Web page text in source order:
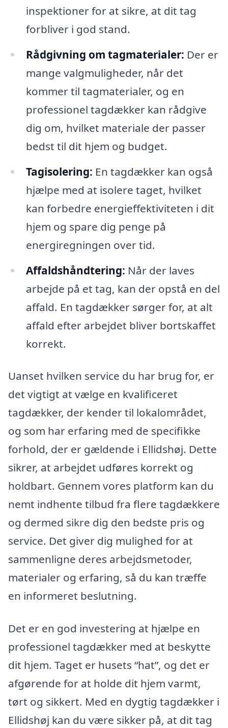
inspektioner for at sikre, at dit tag
forbliver i god stand.
Rådgivning om tagmaterialer: Der er
mange valgmuligheder, når det
kommer til tagmaterialer, og en
professionel tagdækker kan rådgive
dig om, hvilket materiale der passer
bedst til dit hjem og budget.
Tagisolering: En tagdækker kan også
hjælpe med at isolere taget, hvilket
kan forbedre energieffektiviteten i dit
hjem og spare dig penge på
energiregningen over tid.
Affaldshåndtering: Når der laves
arbejde på et tag, kan der opstå en del
affald. En tagdækker sørger for, at alt
affald efter arbejdet bliver bortskaffet
korrekt.
Uanset hvilken service du har brug for, er
det vigtigt at vælge en kvalificeret
tagdækker, der kender til lokalområdet,
og som har erfaring med de specifikke
forhold, der er gældende i Ellidshøj. Dette
sikrer, at arbejdet udføres korrekt og
holdbart. Gennem vores platform kan du
nemt indhente tilbud fra flere tagdækkere
og dermed sikre dig den bedste pris og
service. Det giver dig mulighed for at
sammenligne deres arbejdsmetoder,
materialer og erfaring, så du kan træffe
en informeret beslutning.
Det er en god investering at hjælpe en
professionel tagdækker med at beskytte
dit hjem. Taget er husets “hat”, og det er
afgørende for at holde dit hjem varmt,
tørt og sikkert. Med en dygtig tagdækker i
Ellidshøj kan du være sikker på, at dit tag